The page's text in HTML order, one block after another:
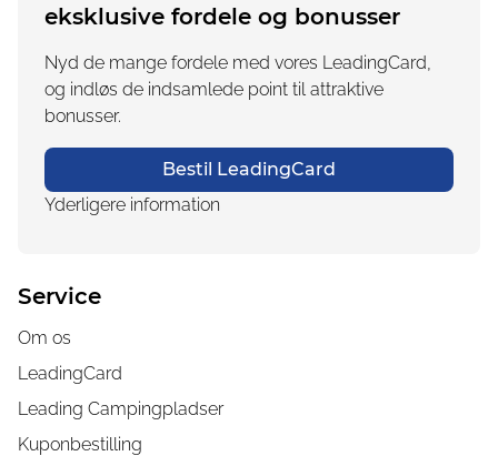
Service
Om os
LeadingCard
Leading Campingpladser
Kuponbestilling
eksklusive fordele og bonusser
Nyd de mange fordele med vores LeadingCard,
og indløs de indsamlede point til attraktive
bonusser.
Bestil LeadingCard
Yderligere information